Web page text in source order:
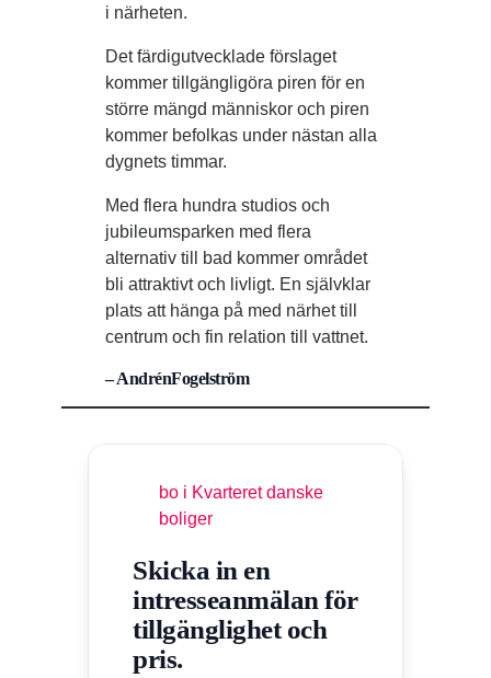
i närheten.
Det färdigutvecklade förslaget
kommer tillgängligöra piren för en
större mängd människor och piren
kommer befolkas under nästan alla
dygnets timmar.
Med flera hundra studios och
jubileumsparken med flera
alternativ till bad kommer området
bli attraktivt och livligt. En självklar
plats att hänga på med närhet till
centrum och fin relation till vattnet.
– AndrénFogelström
bo i Kvarteret danske
boliger
Skicka in en
intresseanmälan för
tillgänglighet och
pris.